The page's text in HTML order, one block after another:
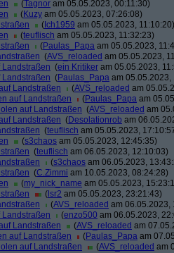
(Tagnor am 05.05.2023, 00:11:30)
(Kuzy am 05.05.2023, 07:26:08)
( Ich1959 am 05.05.2023, 11:10:20)
(teuflisch am 05.05.2023, 11:32:23)
(Paulas_Papa am 05.05.2023,
(AVS_reloaded am 05.05.2023,
Landstraßen (ein Kritiker am 05.05.2023,
Landstraßen (Paulas_Papa am 05.05.2023,
Landstraßen
(AVS_reloaded am
auf Landstraßen
(Paulas_Papa am
auf Landstraßen (AVS_reloaded am
Landstraßen (Desolationrob am
(teuflisch am 05.05.2023,
(s3chaos am 05.05.2023, 12:45:35)
(teuflisch am 06.05.2023, 12:10:03)
(s3chaos am 06.05.2023,
(C.Zimmi am 10.05.2023, 08:24:28)
(my_nick_name am 05.05.2023,
( lsr2 am 05.05.2023, 23:21:43)
(AVS_reloaded am 06.05.2023,
Landstraßen
(enzo500 am 06.05.2023,
Landstraßen
(AVS_reloaded am
auf Landstraßen
(Paulas_Papa am
auf Landstraßen
(AVS_reloaded am